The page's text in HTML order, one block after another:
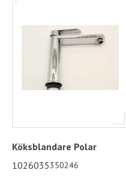
Köksblandare Polar
1026035350246